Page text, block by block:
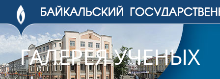
ГАЛЕРЕЯ УЧЕНЫХ